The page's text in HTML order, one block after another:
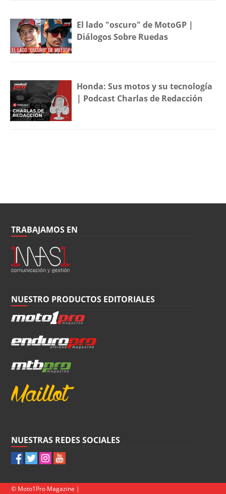
El lado "oscuro" de MotoGP |
Diálogos Sobre Ruedas
Honda: Sus motos y su tecnología
| Podcast Charlas de Redacción
TRABAJAMOS EN
NUESTRO PRODUCTOS EDITORIALES
NUESTRAS REDES SOCIALES
© Moto1Pro Magazine |